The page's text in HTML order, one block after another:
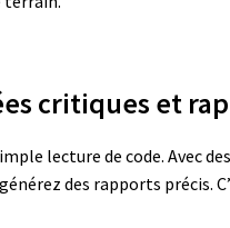
critiques et
lecture de code. Avec
des rapports précis.